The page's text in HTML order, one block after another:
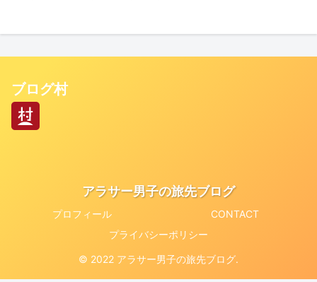
ブログ村
アラサー男子の旅先ブログ
プロフィール
CONTACT
プライバシーポリシー
© 2022 アラサー男子の旅先ブログ.